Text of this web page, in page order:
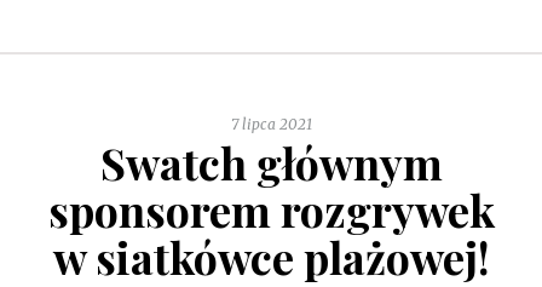
7 lipca 2021
Swatch głównym
sponsorem rozgrywek
w siatkówce plażowej!